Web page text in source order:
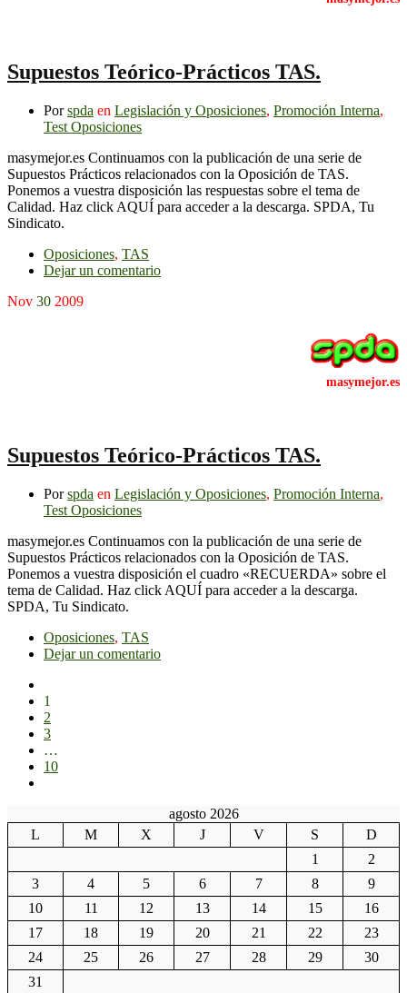
Supuestos Teórico-Prácticos TAS.
Porspda en Legislación y Oposiciones, Promoción Interna,
Test Oposiciones
masymejor.es Continuamos con la publicación de una serie de
Supuestos Prácticos relacionados con la Oposición de TAS.
Ponemos a vuestra disposición las respuestas sobre el tema de
Calidad. Haz click AQUÍ para acceder a la descarga. SPDA, Tu
Sindicato.
Oposiciones, TAS
Dejar un comentario
Nov 30 2009
Supuestos Teórico-Prácticos TAS.
Porspda en Legislación y Oposiciones, Promoción Interna,
Test Oposiciones
masymejor.es Continuamos con la publicación de una serie de
Supuestos Prácticos relacionados con la Oposición de TAS.
Ponemos a vuestra disposición el cuadro «RECUERDA» sobre el
tema de Calidad. Haz click AQUÍ para acceder a la descarga.
SPDA, Tu Sindicato.
Oposiciones, TAS
Dejar un comentario
1
2
3
…
10
agosto 2026
L
M X J V S
D
1
2
3
4 5 6 7 8
9
10
11 12 13 14 15
16
17
18 19 20 21 22
23
24
25 26 27 28 29
30
31